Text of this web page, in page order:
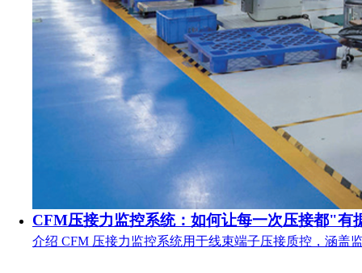
CFM压接力监控系统：如何让每一次压接都"有
介绍 CFM 压接力监控系统用于线束端子压接质控，涵盖